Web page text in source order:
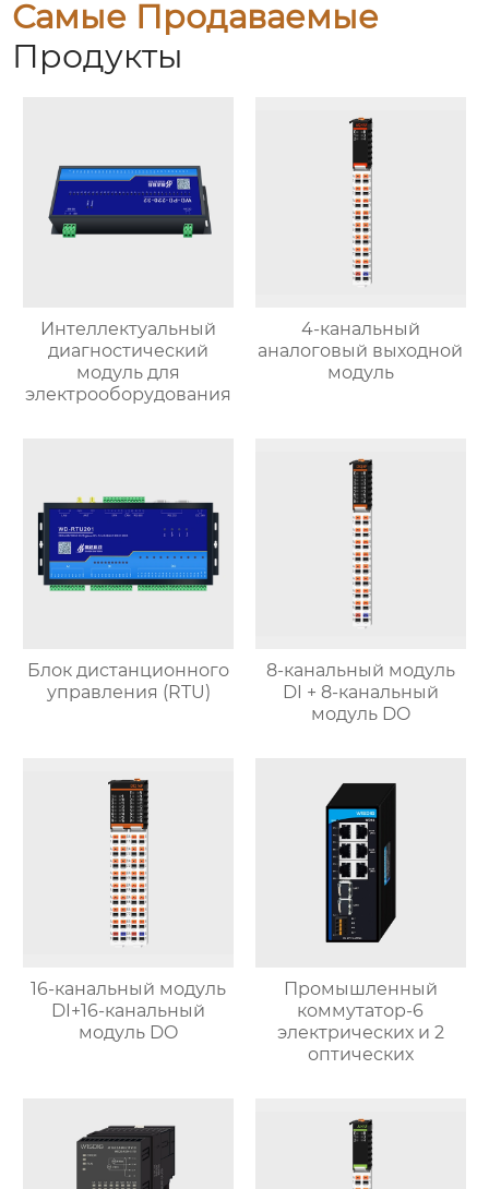
Самые Продаваемые
Продукты
Интеллектуальный
диагностический
модуль для
электрооборудования
4-канальный
аналоговый выходной
модуль
Блок дистанционного
управления (RTU)
8-канальный модуль
DI + 8-канальный
модуль DO
16-канальный модуль
DI+16-канальный
модуль DO
Промышленный
коммутатор-6
электрических и 2
оптических